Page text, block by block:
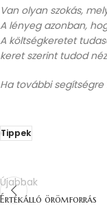
Van olyan szokás,
A lényeg azonban,
A költségkeretet
keret szerint tudod
Ha további
Tippek
Újabbak
Értékálló örömforrás